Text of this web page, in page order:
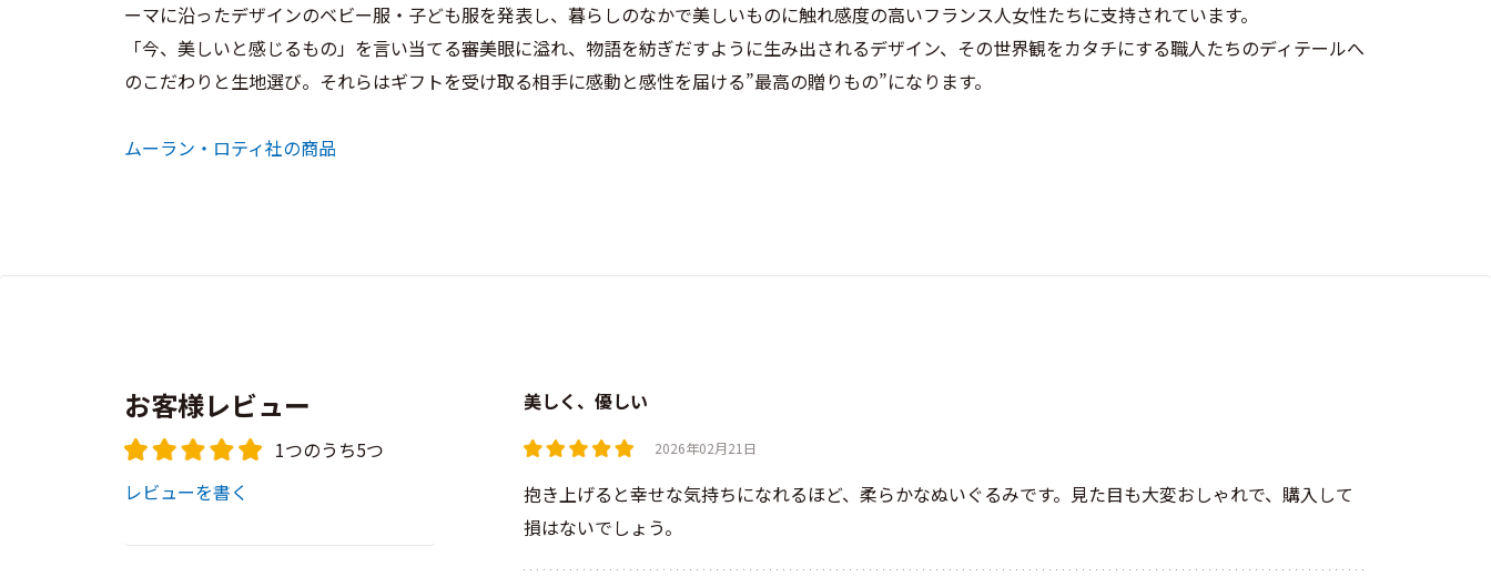
ーマに沿ったデザインのベビー服・子ども服を発表し、暮らしのなかで美しいものに触れ感度の高いフランス人女性たちに支持されています。
「今、美しいと感じるもの」を言い当てる審美眼に溢れ、物語を紡ぎだすように生み出されるデザイン、その世界観をカタチにする職人たちのディテールへ
のこだわりと生地選び。それらはギフトを受け取る相手に感動と感性を届ける”最高の贈りもの”になります。
ムーラン・ロティ社の商品
お客様レビュー
1つのうち5つ
レビューを書く
美しく、優しい
2026年02月21日
抱き上げると幸せな気持ちになれるほど、柔らかなぬいぐるみです。見た目も大変おしゃれで、購入して
損はないでしょう。